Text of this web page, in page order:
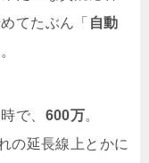
てたぶん「 自動
で、 600万。
の延長線上とかに